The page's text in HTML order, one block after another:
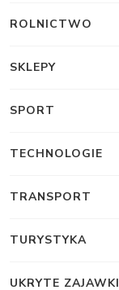
ROLNICTWO
SKLEPY
SPORT
TECHNOLOGIE
TRANSPORT
TURYSTYKA
UKRYTE ZAJAWKI